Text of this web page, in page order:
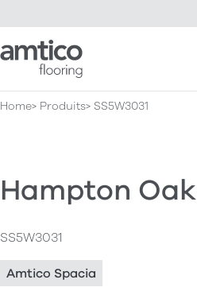
Amtico Flooring
Home Produits SS5W3031
Hampton Oak
SS5W3031
Amtico Spacia